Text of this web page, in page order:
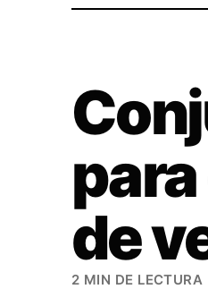
de
2 MIN DE LECTURA